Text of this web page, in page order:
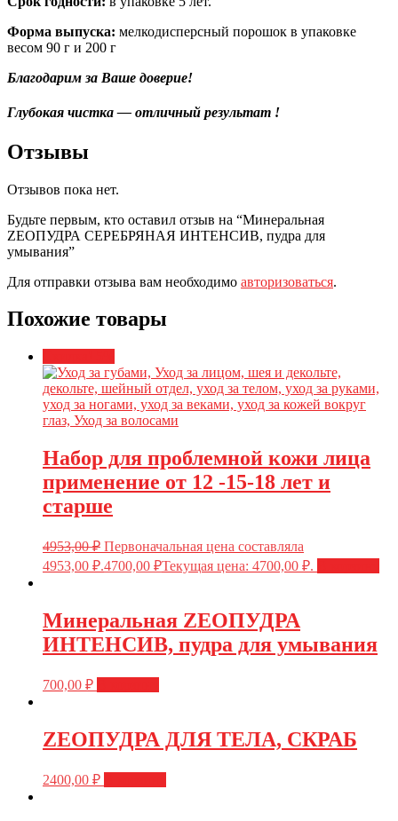
Форма выпуска: мелкодисперсный порошок в упаковке
весом 90 г и 200 г
Благодарим за Ваше доверие!
Глубокая чистка — отличный результат !
Отзывы
Отзывов пока нет.
Будьте первым, кто оставил отзыв на “Минеральная
ZEOПУДРА СЕРЕБРЯНАЯ ИНТЕНСИВ, пудра для
умывания”
Для отправки отзыва вам необходимо авторизоваться.
Похожие товары
Набор для проблемной кожи лица
применение от 12 -15-18 лет и
старше
4953,00₽ Первоначальная цена составляла
4953,00 ₽.4700,00 ₽Текущая цена: 4700,00 ₽.
Минеральная ZEOПУДРА
ИНТЕНСИВ, пудра для умывания
700,00 ₽
ZEOПУДРА ДЛЯ ТЕЛА, СКРАБ
2400,00 ₽